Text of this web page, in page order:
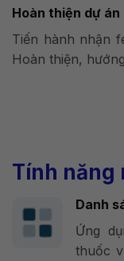
Hoàn thiện dự án
Tiến hành nhận
Hoàn thiện,
Tính năng
Danh
Ứng
thuốc